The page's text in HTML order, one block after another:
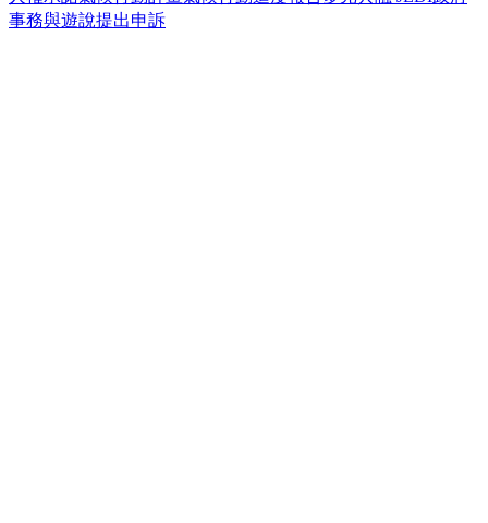
事務與遊說提出申訴